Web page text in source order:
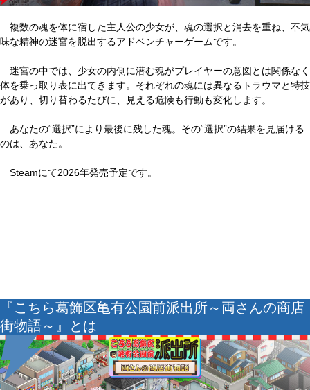
複数の魂を体に宿した主人公の少女が、魂の選択と消去を重ね、不気
味な精神の迷宮を脱出するアドベンチャーゲームです。
迷宮の中では、少女の内側に潜む魂がプレイヤーの意図とは関係なく
体を乗っ取り表に出てきます。それぞれの魂には異なるトラウマと特技
があり、切り替わるたびに、見える危険も行動も変化します。
あなたの“選択”により最後に残した魂。その“選択”の結果を見届ける
のは、あなた。
Steamにて2026年発売予定です。
『こちら葛飾区亀有公園前派出所～両さんの商店
街物語～』とは